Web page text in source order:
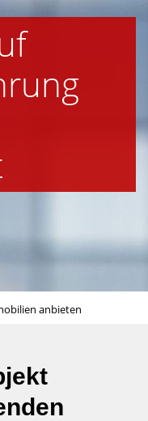
anbieten